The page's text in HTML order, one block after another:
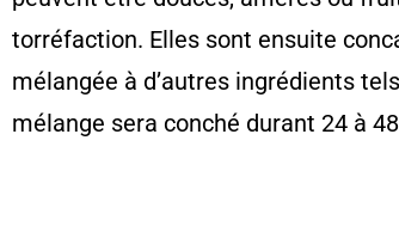
torréfaction. Elles sont ensuite
mélangée à d’autres ingrédients
mélange sera conché durant 24 à